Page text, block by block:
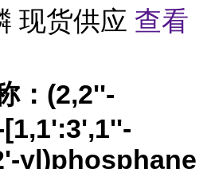
现货供应 查看
：(2,2''-
yl)phosphane